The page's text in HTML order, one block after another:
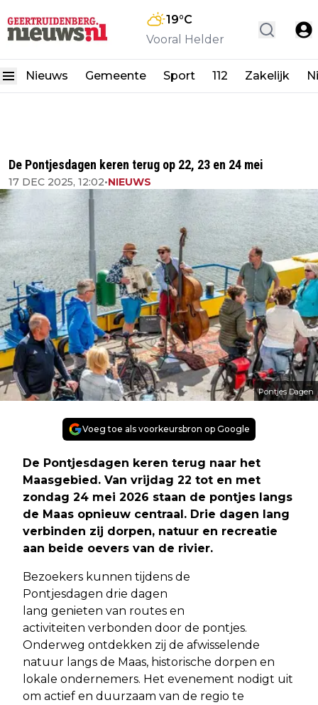
19°C
Vooral Helder
Nieuws Gemeente Sport 112 Zakelijk
De Pontjesdagen keren terug op 22, 23 en 24 mei
17 DEC 2025, 12:02•NIEUWS
Pontjes Dagen
Voeg toe als voorkeursbron op Google
De Pontjesdagen keren terug naar het
Maasgebied. Van vrijdag 22 tot en met
zondag 24 mei 2026 staan de pontjes langs
de Maas opnieuw centraal. Drie dagen lang
verbinden zij dorpen, natuur en recreatie
aan beide oevers van de rivier.
Bezoekers kunnen tijdens de
Pontjesdagen drie dagen
lang genieten van routes en
activiteiten verbonden door de pontjes.
Onderweg ontdekken zij de afwisselende
natuur langs de Maas, historische dorpen en
lokale ondernemers. Het evenement nodigt uit
om actief en duurzaam van de regio te